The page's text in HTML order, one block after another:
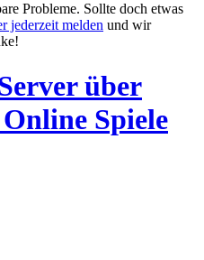
Probleme. Sollte doch etwas
jederzeit melden und wir
über
Spiele